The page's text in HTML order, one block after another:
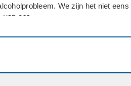
We zijn het niet
ons.
over elkaars gedrag. Zien